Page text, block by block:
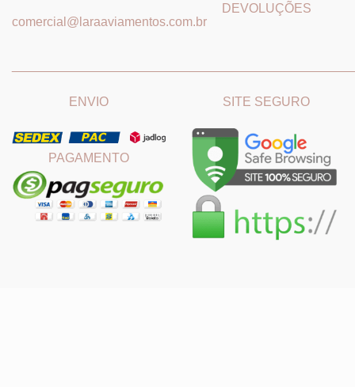
comercial@laraaviamentos.com.br
DEVOLUÇÕES
ENVIO
PAGAMENTO
SITE SEGURO